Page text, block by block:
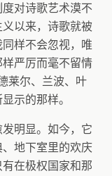
对诗歌艺术漠不
以来，诗歌就被
样不会忽视，唯
严厉而毫不留情
莱尔、兰波、叶
示的那样。
明显。如今，它
地下室里的欢庆
在极权国家和那